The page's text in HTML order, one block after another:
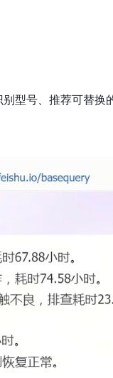
型号、推荐可替换